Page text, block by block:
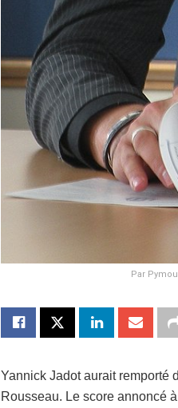
Par
Yannick Jadot aurait remporté
Rousseau. Le score annoncé